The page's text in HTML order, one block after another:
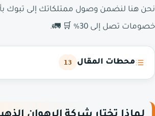
نحن هنا لنضمن وصول ممتلكاتك إلى تبوك
خصومات تصل إلى 30% 🛒 🚛.
محطات المقال 13